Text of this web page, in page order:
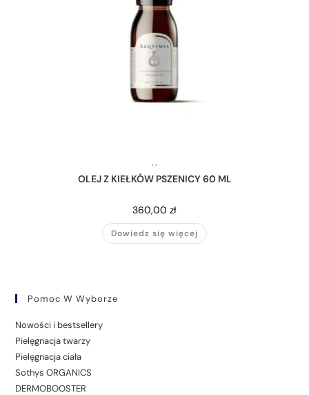
,,
OLEJ Z KIEŁKÓW PSZENICY 60 ML
360,00 zł
Dowiedz się więcej
Pomoc W Wyborze
Nowości i bestsellery
Pielęgnacja twarzy
Pielęgnacja ciała
Sothys ORGANICS
DERMOBOOSTER